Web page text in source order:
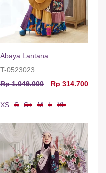
Abaya Lantana
T-0523023
Rp 1.049.000
Rp 314.700
XS S S+ M L XL